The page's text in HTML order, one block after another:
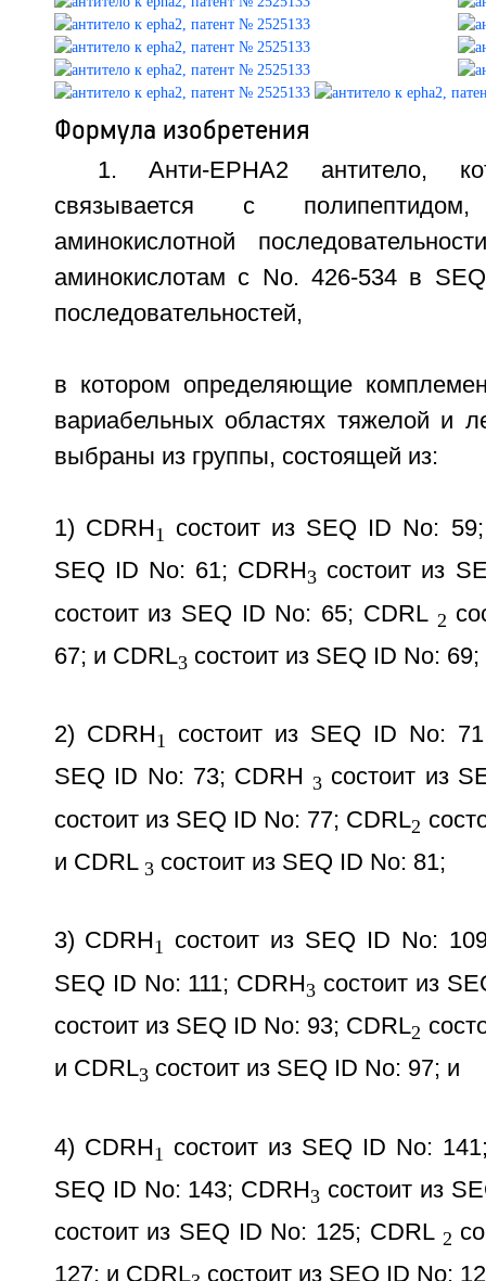
Формула изобретения
1. Анти-ЕРНА2 антитело,
связывается с
аминокислотной
аминокислотам с No. 426-534 в
последовательностей,
в котором определяющие
вариабельных областях тяжелой и
выбраны из группы, состоящей из:
1) CDRH1 состоит из SEQ ID No:
SEQ ID No: 61; CDRH3 состоит из
состоит из SEQ ID No: 65; CDRL2
67; и CDRL3 состоит из SEQ ID No: 69;
2) CDRH1
состоит из SEQ ID No:
SEQ ID No: 73; CDRH 3 состоит из
состоит из SEQ ID No: 77; CDRL2
и CDRL3 состоит из SEQ ID No: 81;
3) CDRH1 состоит из SEQ ID No:
SEQ ID No: 111; CDRH3 состоит из
состоит из SEQ ID No: 93; CDRL2
и CDRL3 состоит из SEQ ID No: 97; и
4) CDRH1
состоит из SEQ ID No:
SEQ ID No: 143; CDRH3 состоит из
состоит из SEQ ID No: 125; CDRL2
127; и CDRL
состоит из SEQ ID No: